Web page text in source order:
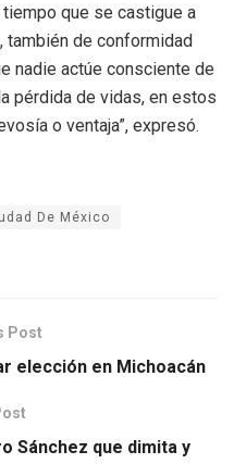
que se castigue a
de conformidad
nadie actúe consciente de
pérdida de vidas, en estos
o ventaja”, expresó.
De México
Post
elección en Michoacán
Sánchez que dimita y